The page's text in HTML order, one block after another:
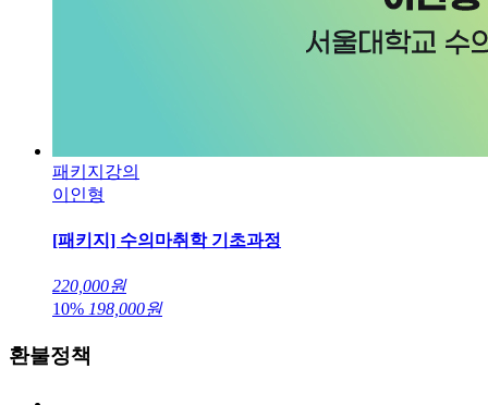
패키지강의
이인형
[패키지] 수의마취학 기초과정
220,000원
10% 198,000원
환불정책